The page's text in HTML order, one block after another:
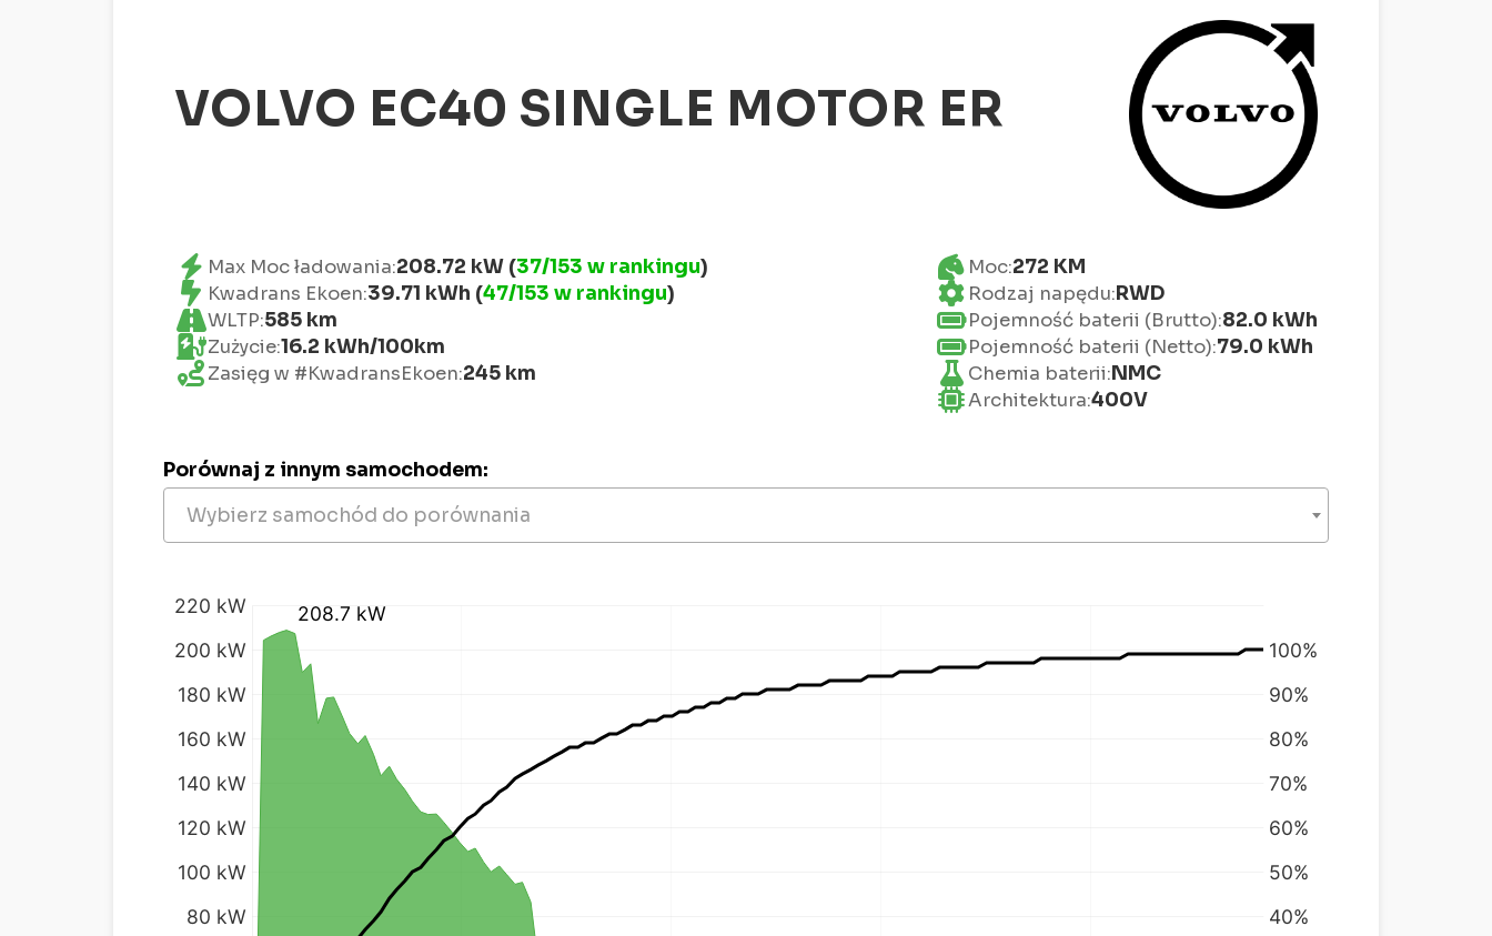
VOLVO EC40 SINGLE MOTOR ER
Max Moc ładowania:208.72 kW (37/153 w rankingu)
Kwadrans Ekoen:39.71 kWh (47/153 w rankingu)
WLTP:585 km
Zużycie:16.2 kWh/100km
Zasięg w #KwadransEkoen:245 km
Moc:272 KM
Rodzaj napędu:RWD
Pojemność baterii (Brutto):82.0 kWh
Pojemność baterii (Netto):79.0 kWh
Chemia baterii:NMC
Architektura:400V
Porównaj z innym samochodem:
Wybierz samochód do porównania
kW